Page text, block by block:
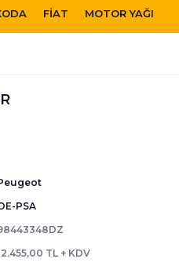
FIAT MOTOR YAĞI
PSA
TL + KDV